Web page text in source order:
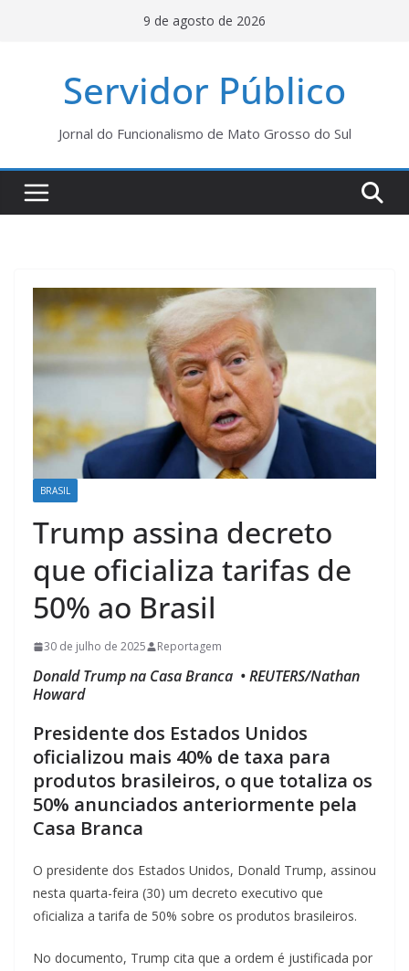
9 de agosto de 2026
Servidor Público
Jornal do Funcionalismo de Mato Grosso do Sul
BRASIL
Trump assina decreto
que oficializa tarifas de
50% ao Brasil
30 de julho de 2025 Reportagem
Donald Trump na Casa Branca • REUTERS/Nathan
Howard
Presidente dos Estados Unidos
oficializou mais 40% de taxa para
produtos brasileiros, o que totaliza os
50% anunciados anteriormente pela
Casa Branca
O presidente dos Estados Unidos, Donald Trump, assinou
nesta quarta-feira (30) um decreto executivo que
oficializa a tarifa de 50% sobre os produtos brasileiros.
No documento, Trump cita que a ordem é justificada por